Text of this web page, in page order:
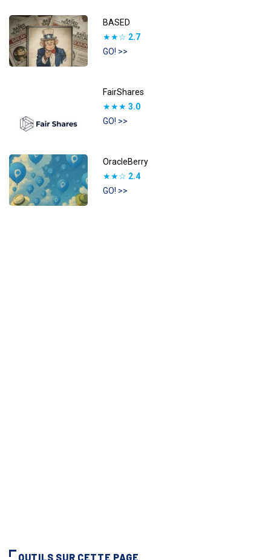
BASED
★★☆ 2.7
GO! >>
FairShares
★★★ 3.0
GO! >>
OracleBerry
★★☆ 2.4
GO! >>
OUTILS SUR CETTE PAGE